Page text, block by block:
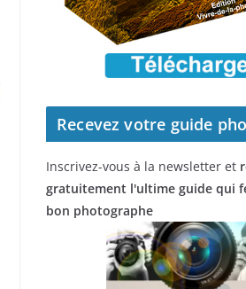
Recevez votre guide
Inscrivez-vous à la newsletter et
gratuitement l'ultime guide qui
bon photographe